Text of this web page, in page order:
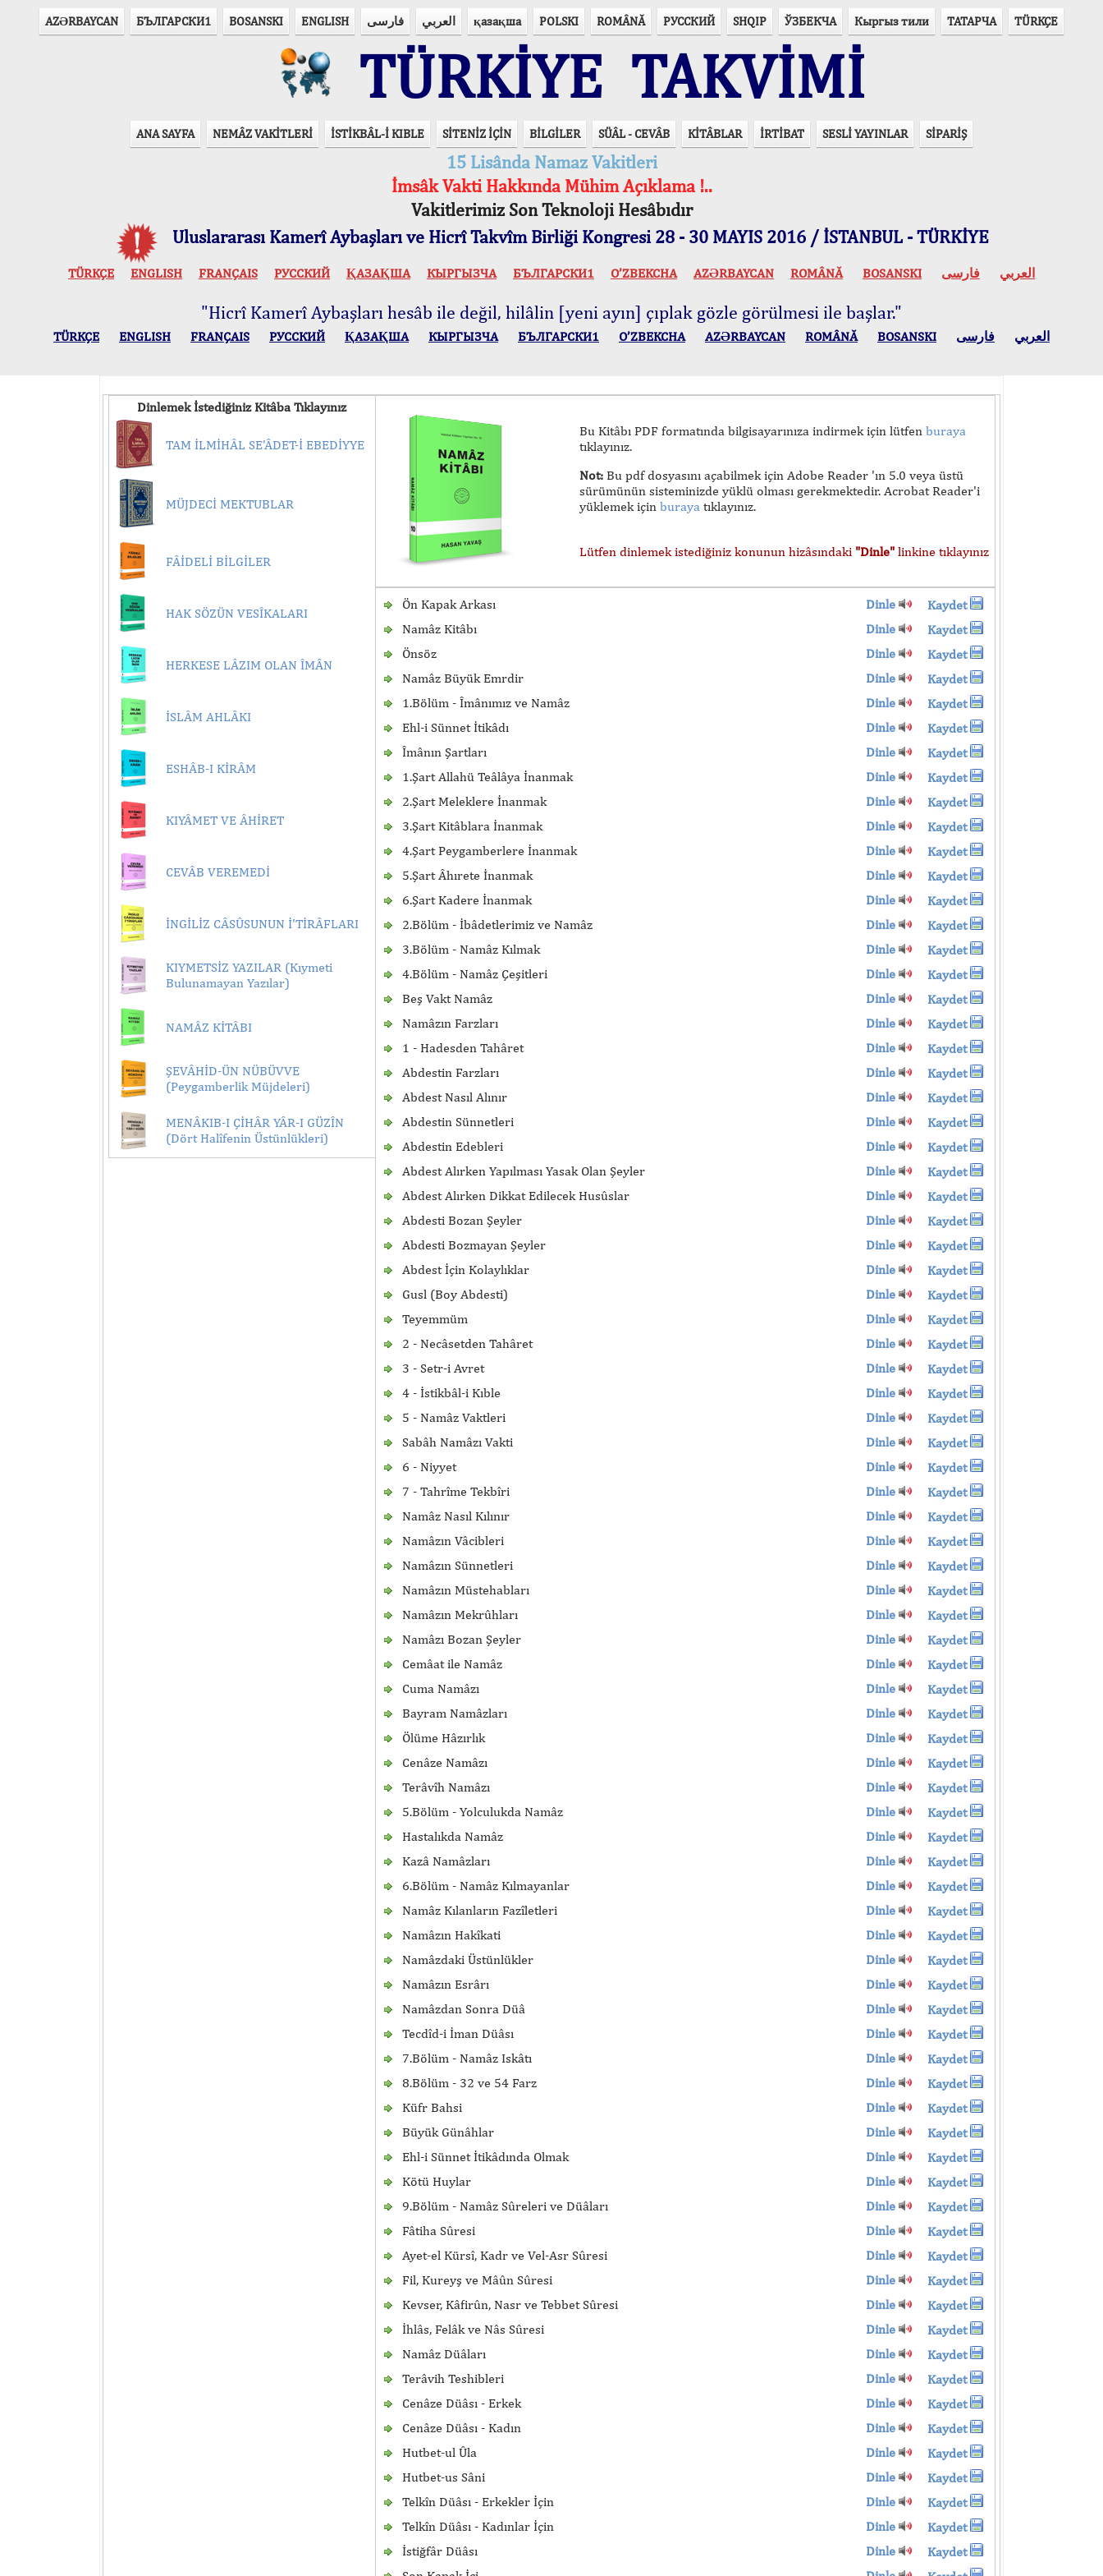
AZӘRBAYCAN БЪЛГАРСКИ1 BOSANSKI ENGLISH فارسی العربي қазақша POLSKI ROMÂNĂ РУССКИЙ SHQIP ЎЗБЕКЧА Кыргыз тили ТАТАРЧА TÜRKÇE
TÜRKİYE TAKVİMİ
ANA SAYFA NEMÂZ VAKİTLERİ İSTİKBÂL-İ KIBLE SİTENİZ İÇİN BİLGİLER SÜÂL - CEVÂB KİTÂBLAR İRTİBAT SESLİ YAYINLAR SİPARİŞ
15 Lisânda Namaz Vakitleri
İmsâk Vakti Hakkında Mühim Açıklama !..
Vakitlerimiz Son Teknoloji Hesâbıdır
Uluslararası Kamerî Aybaşları ve Hicrî Takvîm Birliği Kongresi 28 - 30 MAYIS 2016 / İSTANBUL - TÜRKİYE
TÜRKÇE ENGLISH FRANÇAIS РУССКИЙ ҚАЗАҚША КЫPГЫЗЧA БЪЛГАРСКИ1 O’ZBEKCHA AZӘRBAYCAN ROMÂNĂ BOSANSKI العربي فارسی
"Hicrî Kamerî Aybaşları hesâb ile değil, hilâlin [yeni ayın] çıplak gözle görülmesi ile başlar."
TÜRKÇE ENGLISH FRANÇAIS РУССКИЙ ҚАЗАҚША КЫPГЫЗЧA БЪЛГАРСКИ1 O’ZBEKCHA AZӘRBAYCAN ROMÂNĂ BOSANSKI العربي فارسی
Dinlemek İstediğiniz Kitâba Tıklayınız
TAM İLMİHÂL SE'ÂDET-İ EBEDİYYE
MÜJDECİ MEKTUBLAR
FÂİDELİ BİLGİLER
HAK SÖZÜN VESÎKALARI
HERKESE LÂZIM OLAN ÎMÂN
İSLÂM AHLÂKI
ESHÂB-I KİRÂM
KIYÂMET VE ÂHİRET
CEVÂB VEREMEDİ
İNGİLİZ CÂSÛSUNUN İ'TİRÂFLARI
KIYMETSİZ YAZILAR (Kıymeti
Bulunamayan Yazılar)
NAMÂZ KİTÂBI
ŞEVÂHİD-ÜN NÜBÜVVE
(Peygamberlik Müjdeleri)
MENÂKIB-I ÇİHÂR YÂR-I GÜZÎN
(Dört Halîfenin Üstünlükleri)
Bu Kitâbı PDF formatında bilgisayarınıza indirmek için lütfen buraya
tıklayınız.
Not:Bu pdf dosyasını açabilmek için Adobe Reader 'ın 5.0 veya üstü
sürümünün sisteminizde yüklü olması gerekmektedir. Acrobat Reader'i
yüklemek için burayatıklayınız.
Lütfen dinlemek istediğiniz konunun hizâsındaki "Dinle" linkine tıklayınız
Ön Kapak Arkası Dinle
Kaydet
Namâz Kitâbı
Dinle
Kaydet
Önsöz
Dinle
Kaydet
Namâz Büyük Emrdir
Dinle
Kaydet
1.Bölüm - Îmânımız ve Namâz
Dinle
Kaydet
Ehl-i Sünnet İtikâdı
Dinle
Kaydet
Îmânın Şartları
Dinle
Kaydet
1.Şart Allahü Teâlâya İnanmak
Dinle
Kaydet
2.Şart Meleklere İnanmak
Dinle
Kaydet
3.Şart Kitâblara İnanmak
Dinle
Kaydet
4.Şart Peygamberlere İnanmak
Dinle
Kaydet
5.Şart Âhırete İnanmak
Dinle
Kaydet
6.Şart Kadere İnanmak
Dinle
Kaydet
2.Bölüm - İbâdetlerimiz ve Namâz
Dinle
Kaydet
3.Bölüm - Namâz Kılmak
Dinle
Kaydet
4.Bölüm - Namâz Çeşitleri
Dinle
Kaydet
Beş Vakt Namâz
Dinle
Kaydet
Namâzın Farzları
Dinle
Kaydet
1 - Hadesden Tahâret
Dinle
Kaydet
Abdestin Farzları
Dinle
Kaydet
Abdest Nasıl Alınır
Dinle
Kaydet
Abdestin Sünnetleri
Dinle
Kaydet
Abdestin Edebleri
Dinle
Kaydet
Abdest Alırken Yapılması Yasak Olan Şeyler
Dinle
Kaydet
Abdest Alırken Dikkat Edilecek Husûslar
Dinle
Kaydet
Abdesti Bozan Şeyler
Dinle
Kaydet
Abdesti Bozmayan Şeyler
Dinle
Kaydet
Abdest İçin Kolaylıklar
Dinle
Kaydet
Gusl (Boy Abdesti)
Dinle
Kaydet
Teyemmüm
Dinle
Kaydet
2 - Necâsetden Tahâret
Dinle
Kaydet
3 - Setr-i Avret
Dinle
Kaydet
4 - İstikbâl-i Kıble
Dinle
Kaydet
5 - Namâz Vaktleri
Dinle
Kaydet
Sabâh Namâzı Vakti
Dinle
Kaydet
6 - Niyyet
Dinle
Kaydet
7 - Tahrîme Tekbîri
Dinle
Kaydet
Namâz Nasıl Kılınır
Dinle
Kaydet
Namâzın Vâcibleri
Dinle
Kaydet
Namâzın Sünnetleri
Dinle
Kaydet
Namâzın Müstehabları
Dinle
Kaydet
Namâzın Mekrûhları
Dinle
Kaydet
Namâzı Bozan Şeyler
Dinle
Kaydet
Cemâat ile Namâz
Dinle
Kaydet
Cuma Namâzı
Dinle
Kaydet
Bayram Namâzları
Dinle
Kaydet
Ölüme Hâzırlık
Dinle
Kaydet
Cenâze Namâzı
Dinle
Kaydet
Terâvîh Namâzı
Dinle
Kaydet
5.Bölüm - Yolculukda Namâz
Dinle
Kaydet
Hastalıkda Namâz
Dinle
Kaydet
Kazâ Namâzları
Dinle
Kaydet
6.Bölüm - Namâz Kılmayanlar
Dinle
Kaydet
Namâz Kılanların Fazîletleri
Dinle
Kaydet
Namâzın Hakîkati
Dinle
Kaydet
Namâzdaki Üstünlükler
Dinle
Kaydet
Namâzın Esrârı
Dinle
Kaydet
Namâzdan Sonra Düâ
Dinle
Kaydet
Tecdîd-i İman Düâsı
Dinle
Kaydet
7.Bölüm - Namâz Iskâtı
Dinle
Kaydet
8.Bölüm - 32 ve 54 Farz
Dinle
Kaydet
Küfr Bahsi
Dinle
Kaydet
Büyük Günâhlar
Dinle
Kaydet
Ehl-i Sünnet İtikâdında Olmak
Dinle
Kaydet
Kötü Huylar
Dinle
Kaydet
9.Bölüm - Namâz Sûreleri ve Düâları
Dinle
Kaydet
Fâtiha Sûresi
Dinle
Kaydet
Ayet-el Kürsî, Kadr ve Vel-Asr Sûresi
Dinle
Kaydet
Fil, Kureyş ve Mâûn Sûresi
Dinle
Kaydet
Kevser, Kâfirûn, Nasr ve Tebbet Sûresi
Dinle
Kaydet
İhlâs, Felâk ve Nâs Sûresi
Dinle
Kaydet
Namâz Düâları
Dinle
Kaydet
Terâvih Teshibleri
Dinle
Kaydet
Cenâze Düâsı - Erkek
Dinle
Kaydet
Cenâze Düâsı - Kadın
Dinle
Kaydet
Hutbet-ul Ûla
Dinle
Kaydet
Hutbet-us Sâni
Dinle
Kaydet
Telkîn Düâsı - Erkekler İçin
Dinle
Kaydet
Telkîn Düâsı - Kadınlar İçin
Dinle
Kaydet
İstiğfâr Düâsı
Dinle
Kaydet